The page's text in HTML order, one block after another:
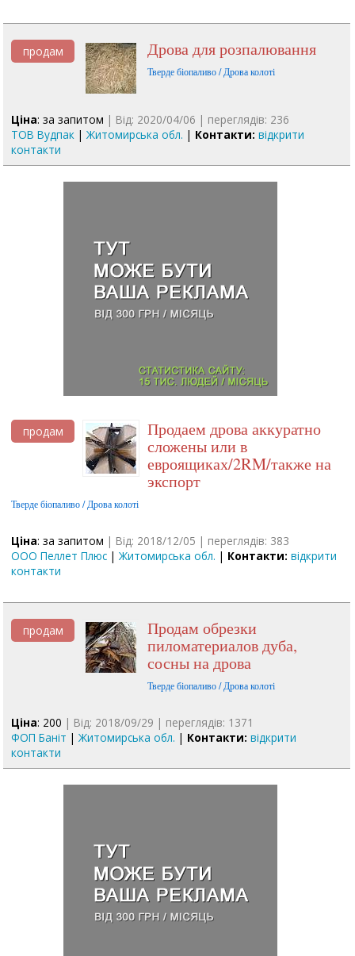
продам Дрова для розпалювання
Тверде біопаливо / Дрова колоті
Ціна: за запитом | Від: 2020/04/06 | переглядів: 236
ТОВ Вудпак |Житомирська обл. | Контакти: відкрити
контакти
продам Продаем дрова аккуратно
сложены или в
евроящиках/2RM/также на
экспорт
Тверде біопаливо / Дрова колоті
Ціна: за запитом | Від: 2018/12/05 | переглядів: 383
ООО Пеллет Плюс |Житомирська обл. | Контакти: відкрити
контакти
продам Продам обрезки
пиломатериалов дуба,
сосны на дрова
Тверде біопаливо / Дрова колоті
Ціна: 200 | Від: 2018/09/29 | переглядів: 1371
ФОП Баніт |Житомирська обл. | Контакти: відкрити
контакти